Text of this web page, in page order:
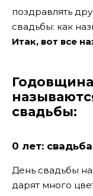
поздравлять
свадьбы: как
Итак, вот все
свадьбы:
0 лет:
День свадьбы
дарят много